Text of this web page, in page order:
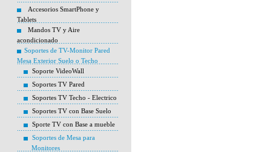
Accesorios SmartPhone y
Tablets
Mandos TV y Aire
acondicionado
Soportes de TV-Monitor Pared
Mesa Exterior Suelo o Techo
Soporte VideoWall
Soportes TV Pared
Soportes TV Techo - Electrico
Soportes TV con Base Suelo
Sporte TV con Base a mueble
Soportes de Mesa para
Monitores